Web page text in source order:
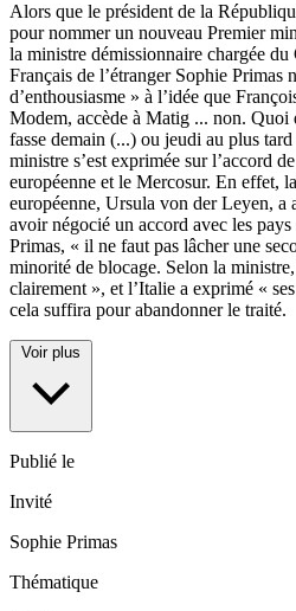
Alors que le président de la
pour nommer un nouveau Premier
la ministre démissionnaire chargée
Français de l’étranger Sophie Primas
d’enthousiasme » à l’idée que
Modem, accède à Matig ... non. Quoi
fasse demain (...) ou jeudi au plus
ministre s’est exprimée sur l’accord
européenne et le Mercosur. En effet,
européenne, Ursula von der Leyen, a
avoir négocié un accord avec les
Primas, « il ne faut pas lâcher une
minorité de blocage. Selon la
clairement », et l’Italie a exprimé «
cela suffira pour abandonner le traité.
Voir plus
Publié le
Invité
Sophie Primas
Thématique